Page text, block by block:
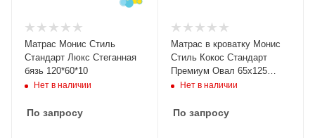
Матрас Монис Стиль
Стандарт Люкс Стеганная
бязь 120*60*10
Нет в наличии
По запросу
Матрас в кроватку Монис
Стиль Кокос Стандарт
Премиум Овал 65x125
018/1Нет в наличии
По запросу